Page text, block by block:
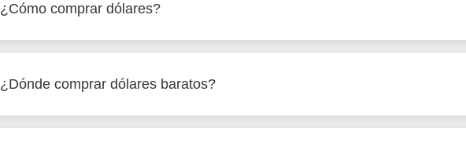
¿Cómo comprar dólares?
¿Dónde comprar dólares baratos?